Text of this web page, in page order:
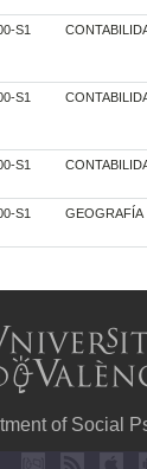
S1
S1
S1
S1 GEOGRAFÍA
of Social